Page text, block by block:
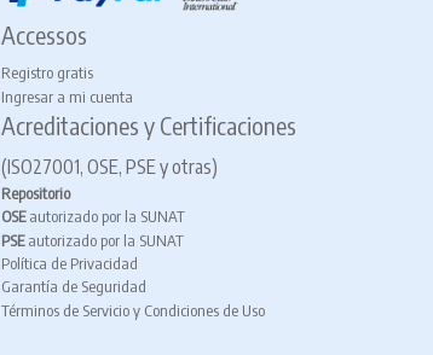
Accessos
Registro gratis
Ingresar a mi cuenta
Acreditaciones y Certificaciones
(ISO27001, OSE, PSE y otras)
Repositorio
OSEautorizado por la SUNAT
PSEautorizado por la SUNAT
Política de Privacidad
Garantía de Seguridad
Términos de Servicio y Condiciones de Uso